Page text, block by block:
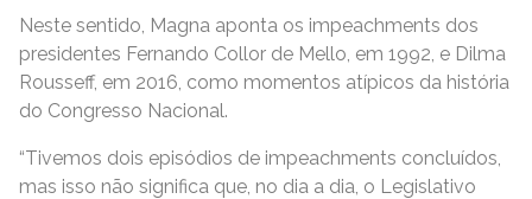
Neste sentido, Magna aponta os impeachments dos
presidentes Fernando Collor de Mello, em 1992, e Dilma
Rousseff, em 2016, como momentos atípicos da história
do Congresso Nacional.
“Tivemos dois episódios de impeachments concluídos,
mas isso não significa que, no dia a dia, o Legislativo